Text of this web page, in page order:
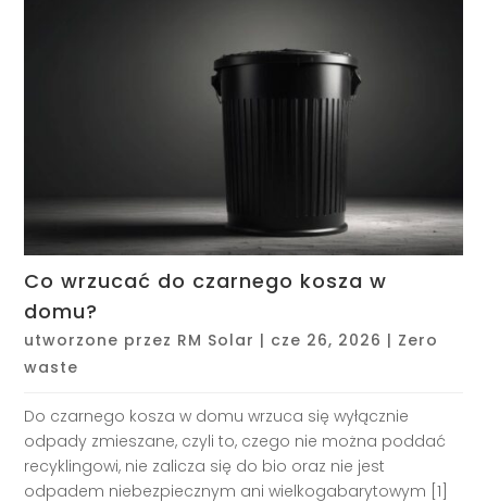
Co wrzucać do czarnego kosza w
domu?
utworzone przez RM Solar | cze 26, 2026 | Zero
waste
Do czarnego kosza w domu wrzuca się wyłącznie
odpady zmieszane, czyli to, czego nie można poddać
recyklingowi, nie zalicza się do bio oraz nie jest
odpadem niebezpiecznym ani wielkogabarytowym [1]